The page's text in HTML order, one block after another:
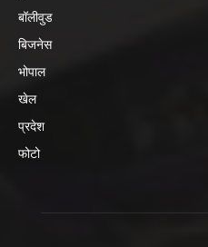
बॉलीवुड
बिजनेस
भोपाल
खेल
प्रदेश
फोटो